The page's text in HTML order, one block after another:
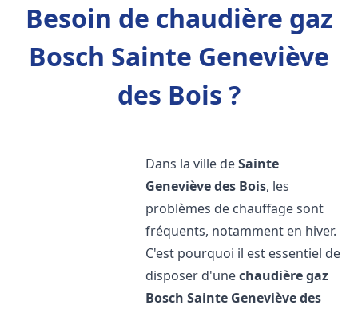
Besoin de chaudière gaz
Bosch Sainte Geneviève
des Bois ?
Dans la ville deSainte
Geneviève des Bois, les
problèmes de chauffage sont
fréquents, notamment en hiver.
C'est pourquoi il est essentiel de
disposer d'unechaudière gaz
Bosch Sainte Geneviève des